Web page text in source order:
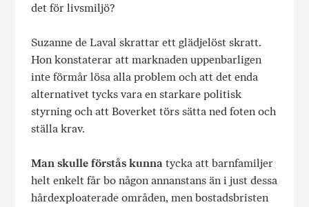
det för livsmiljö?
Suzanne de Laval skrattar ett glädjelöst skratt.
Hon konstaterar att marknaden uppenbarligen
inte förmår lösa alla problem och att det enda
alternativet tycks vara en starkare politisk
styrning och att Boverket törs sätta ned foten och
ställa krav.
Man skulle förstås kunna tycka att barnfamiljer
helt enkelt får bo någon annanstans än i just dessa
hårdexploaterade områden, men bostadsbristen